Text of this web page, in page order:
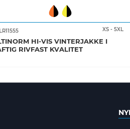
HI-VIS VINTERJAKKE I
RIVFAST KVALITET
XS - 5XL